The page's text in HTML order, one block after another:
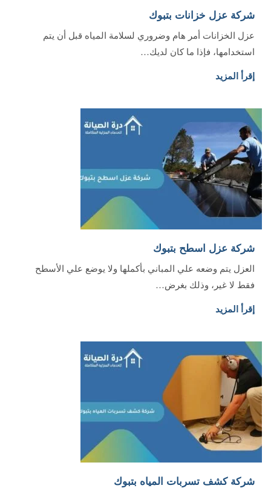
شركة عزل خزانات بتبوك
عزل الخزانات أمر هام وضروري لسلامة المياه قبل أن يتم
استخدامها، فإذا ما كان لديك…
إقرأ المزيد
شركة عزل اسطح بتبوك
العزل يتم وضعه علي المباني بأكملها ولا يوضع علي الأسطح
فقط لا غير، وذلك بغرض…
إقرأ المزيد
شركة كشف تسربات المياه بتبوك